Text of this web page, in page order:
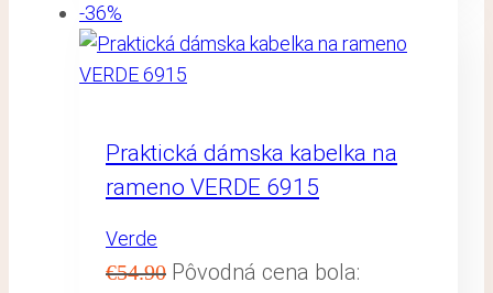
-36%
Praktická dámska kabelka na
rameno VERDE 6915
Verde
€54.90 Pôvodná cena bola: